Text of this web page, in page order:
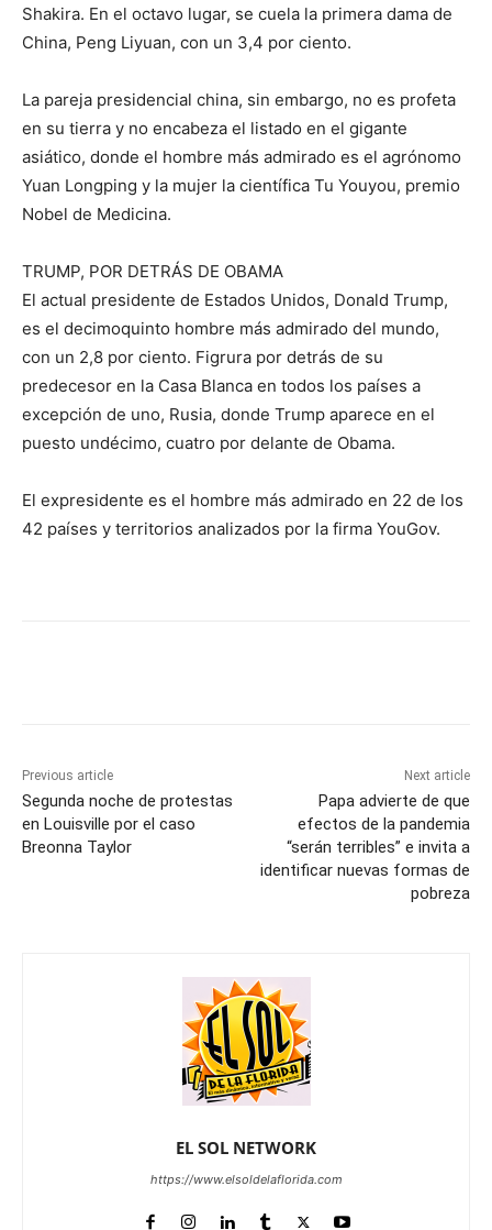
Shakira. En el octavo lugar, se cuela la primera dama de
China, Peng Liyuan, con un 3,4 por ciento.
La pareja presidencial china, sin embargo, no es profeta
en su tierra y no encabeza el listado en el gigante
asiático, donde el hombre más admirado es el agrónomo
Yuan Longping y la mujer la científica Tu Youyou, premio
Nobel de Medicina.
TRUMP, POR DETRÁS DE OBAMA
El actual presidente de Estados Unidos, Donald Trump,
es el decimoquinto hombre más admirado del mundo,
con un 2,8 por ciento. Figrura por detrás de su
predecesor en la Casa Blanca en todos los países a
excepción de uno, Rusia, donde Trump aparece en el
puesto undécimo, cuatro por delante de Obama.
El expresidente es el hombre más admirado en 22 de los
42 países y territorios analizados por la firma YouGov.
Previous article
Segunda noche de protestas
en Louisville por el caso
Breonna Taylor
Next article
Papa advierte de que
efectos de la pandemia
“serán terribles” e invita a
identificar nuevas formas de
pobreza
EL SOL NETWORK
https://www.elsoldelaflorida.com